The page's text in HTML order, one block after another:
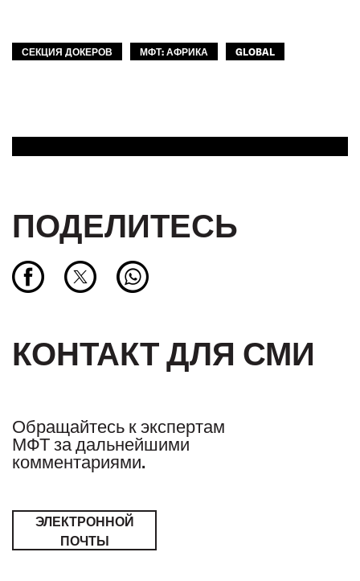
СЕКЦИЯ ДОКЕРОВ МФТ: АФРИКА GLOBAL
ПОДЕЛИТЕСЬ
КОНТАКТ ДЛЯ СМИ
Обращайтесь к экспертам
МФТ за дальнейшими
комментариями.
ЭЛЕКТРОННОЙ
ПОЧТЫ